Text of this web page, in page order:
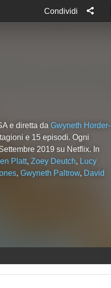
Condividi
e diretta da Gwyneth Horder-
e 15episodi. Ogni
2019 su Netflix. In
Platt, Zoey Deutch, Lucy
, Gwyneth Paltrow, David